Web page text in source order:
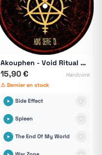
Akouphen - Void Ritual HS 01
15,90 €
Hardcore
⚠ Dernier en stock
Side Effect
Spleen
The End Of My World